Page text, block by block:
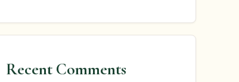
Recent Comments